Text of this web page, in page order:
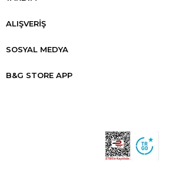
ALIŞVERİŞ
SOSYAL MEDYA
B&G STORE APP